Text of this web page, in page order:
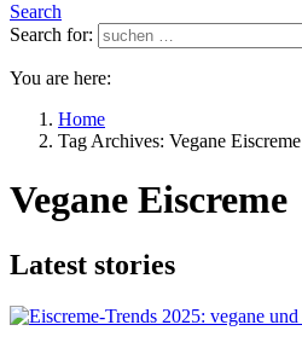
Search
Search for:
You are here:
Home
Tag Archives: Vegane Eiscreme
Vegane Eiscreme
Latest stories